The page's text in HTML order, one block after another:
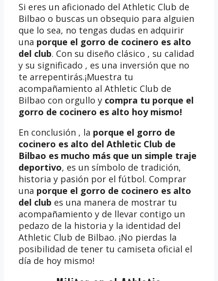
Si eres un aficionado del Athletic Club de
Bilbao o buscas un obsequio para alguien
que lo sea, no tengas dudas en adquirir
una porque el gorro de cocinero es alto
del club. Con su diseño clásico , su calidad
y su significado , es una inversión que no
te arrepentirás.¡Muestra tu
acompañamiento al Athletic Club de
Bilbao con orgullo y compra tu porque el
gorro de cocinero es alto hoy mismo!
En conclusión , la porque el gorro de
cocinero es alto del Athletic Club de
Bilbao es mucho más que un simple traje
deportivo, es un símbolo de tradición,
historia y pasión por el fútbol. Comprar
una porque el gorro de cocinero es alto
del club es una manera de mostrar tu
acompañamiento y de llevar contigo un
pedazo de la historia y la identidad del
Athletic Club de Bilbao. ¡No pierdas la
posibilidad de tener tu camiseta oficial el
día de hoy mismo!